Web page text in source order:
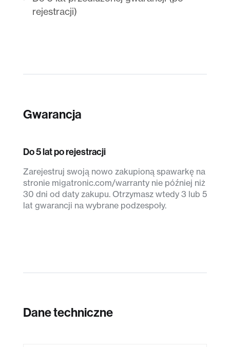
rejestracji)
Gwarancja
Do 5 lat po rejestracji
Zarejestruj swoją nowo zakupioną spawarkę na
stronie migatronic.com/warranty nie później niż
30 dni od daty zakupu. Otrzymasz wtedy 3 lub 5
lat gwarancji na wybrane podzespoły.
Dane techniczne